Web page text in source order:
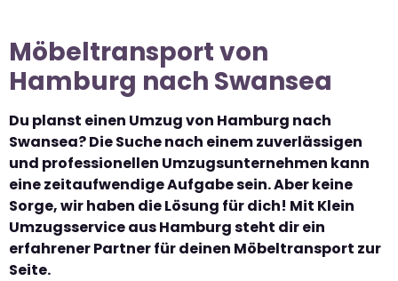
Möbeltransport von
Hamburg nach Swansea
Du planst einen Umzug von Hamburg nach
Swansea? Die Suche nach einem zuverlässigen
und professionellen Umzugsunternehmen kann
eine zeitaufwendige Aufgabe sein. Aber keine
Sorge, wir haben die Lösung für dich! Mit Klein
Umzugsservice aus Hamburg steht dir ein
erfahrener Partner für deinen Möbeltransport zur
Seite.